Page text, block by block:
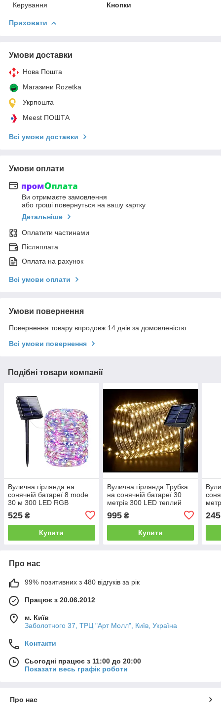
Керування
Кнопки
Приховати
Умови доставки
Нова Пошта
Магазини Rozetka
Укрпошта
Meest ПОШТА
Всі умови доставки
Умови оплати
Ви отримаєте замовлення
або гроші повернуться на вашу картку
Детальніше
Оплатити частинами
Післяплата
Оплата на рахунок
Всі умови оплати
Умови повернення
Повернення товару впродовж 14 днів за домовленістю
Всі умови повернення
Подібні товари компанії
Вулична гірлянда на
сонячній батареї 8 mode
30 м 300 LED RGB
525 ₴
Купити
Вулична гірлянда Трубка
на сонячній батареї 30
метрів 300 LED теплий
995₴
Купити
245
Про нас
99% позитивних з 480 відгуків за рік
Працює з 20.06.2012
м. Київ
Заболотного 37, ТРЦ "Арт Молл", Київ, Україна
Контакти
Сьогодні працює з 11:00 до 20:00
Показати весь графік роботи
Про нас